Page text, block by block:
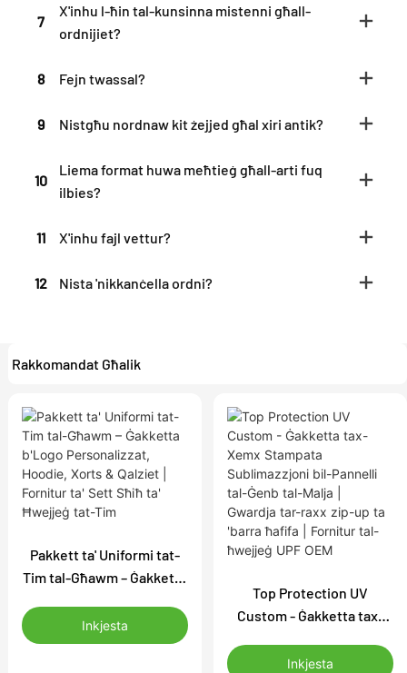
7
X'inhu l-ħin tal-kunsinna mistenni għall-
ordnijiet?
8 Fejn twassal?
9 Nistgħu nordnaw kit żejjed għal xiri antik?
10
Liema format huwa meħtieġ għall-arti fuq
ilbies?
11 X'inhu fajl vettur?
12 Nista 'nikkanċella ordni?
Rakkomandat Għalik
Pakkett ta' Uniformi tat-
Tim tal-Għawm – Ġakketta
Hoodie, Xorts & Qalziet |
Fornitur ta' Sett Sħiħ ta'
Inkjesta
Top Protection UV
Custom - Ġakketta tax-
Sublimazzjoni bil-Pannelli
Inkjesta